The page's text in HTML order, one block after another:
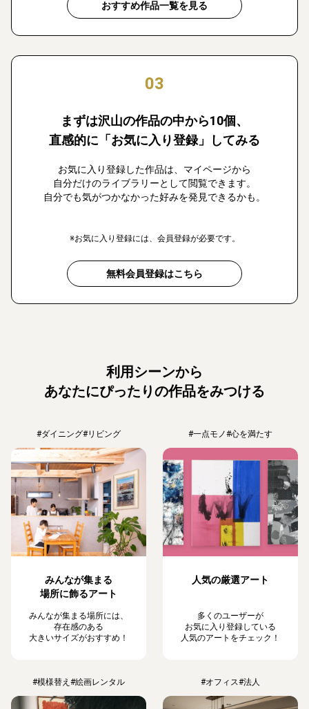
おすすめ作品一覧を見る
03
まずは沢山の作品の中から10個、
直感的に「お気に入り登録」してみる
お気に入り登録した作品は、マイページから
自分だけのライブラリーとして閲覧できます。
自分でも気がつかなかった好みを発見できるかも。
※お気に入り登録には、会員登録が必要です。
無料会員登録はこちら
利用シーンから
あなたにぴったりの作品をみつける
#ダイニング#リビング
みんなが集まる
場所に飾るアート
みんなが集まる場所には、
存在感のある
大きいサイズがおすすめ！
#一点モノ#心を満たす
人気の厳選アート
多くのユーザーが
お気に入り登録している
人気のアートをチェック！
#模様替え #絵画レンタル #オフィス#法人